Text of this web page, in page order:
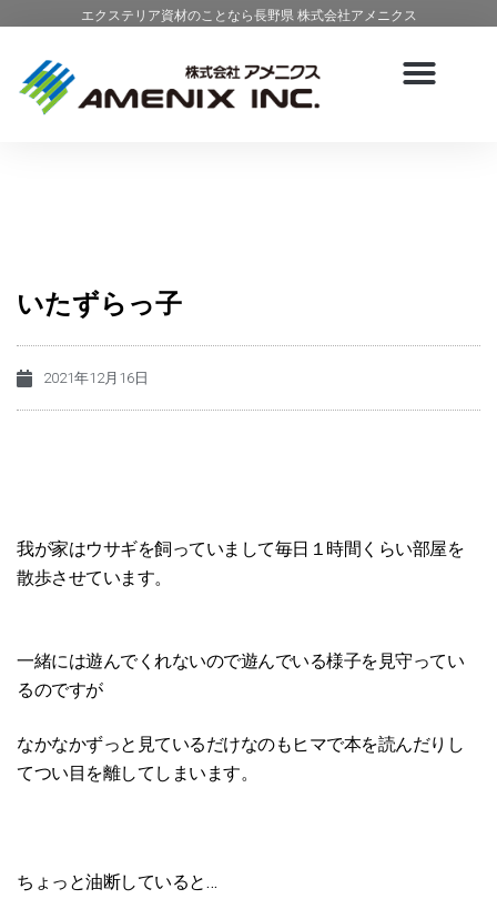
エクステリア資材のことなら長野県 株式会社アメニクス
いたずらっ子
2021年12月16日
我が家はウサギを飼っていまして毎日１時間くらい部屋を
散歩させています。
一緒には遊んでくれないので遊んでいる様子を見守ってい
るのですが
なかなかずっと見ているだけなのもヒマで本を読んだりし
てつい目を離してしまいます。
ちょっと油断していると…